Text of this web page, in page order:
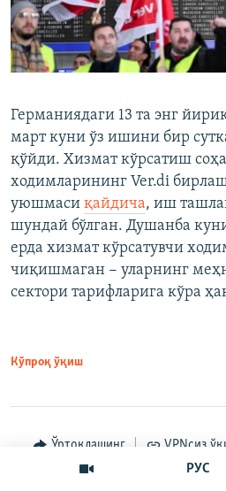
РУС
Германиядаги 13 та энг
март куни ўз ишини бир
қўйди. Хизмат кўрсатиш
ходимларининг Ver.di
уюшмаси қайдича, иш
шундай бўлган. Душанба
ерда хизмат кўрсатувчи
чиқишмаган − уларнинг
сектори тарифларига кўра
Кўпроқ ўқиш
Ўртоқлашинг VPNсиз